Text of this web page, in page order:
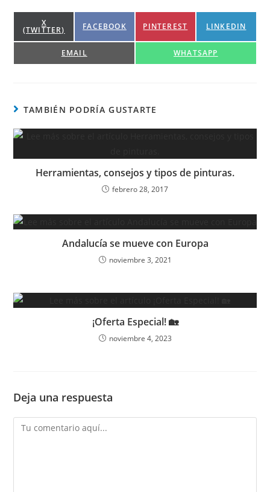
COMPARTIR
EN
X
(TWITTER) COMPARTIR
FACEBOOK COMPARTIR
PINTEREST COMPARTIR
LINKEDIN
COMPARTIR
EN
EMAIL COMPARTIR
EN
WHATSAPP
TAMBIÉN PODRÍA GUSTARTE
Herramientas, consejos y tipos de pinturas.
febrero 28, 2017
Andalucía se mueve con Europa
noviembre 3, 2021
¡Oferta Especial! 🏡
noviembre 4, 2023
Deja una respuesta
Comentario